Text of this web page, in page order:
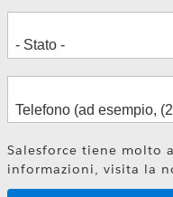
Salesforce tiene molto
informazioni, visita la